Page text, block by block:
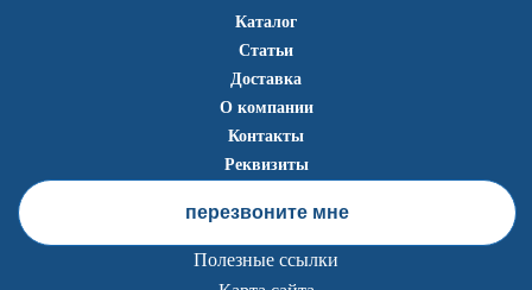
Каталог
Статьи
Доставка
О компании
Контакты
Реквизиты
перезвоните мне
Полезные ссылки